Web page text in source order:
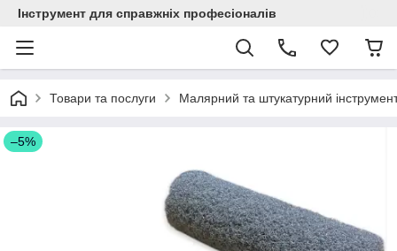
Інструмент для справжніх професіоналів
Товари та послуги Малярний та штукатурний
–5%